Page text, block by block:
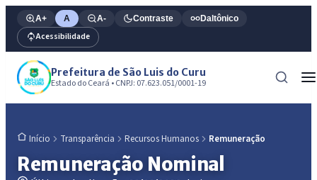
A+ A A- Contraste Daltônico
Acessibilidade
Prefeitura de São Luis do Curu
Estado do Ceará • CNPJ: 07.623.051/0001-19
Início Transparência Recursos Humanos Remuneração
Remuneração Nominal